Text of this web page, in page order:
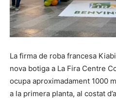
La firma de roba francesa
nova botiga a La Fira Centre
ocupa aproximadament 1000
a la primera planta, al costat